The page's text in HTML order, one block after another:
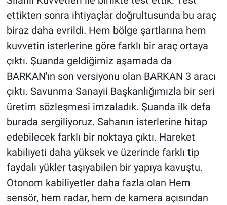
ettikten sonra ihtiyaçlar doğrultusunda bu araç
biraz daha evrildi. Hem bölge şartlarına hem
kuvvetin isterlerine göre farklı bir araç ortaya
çıktı. Şuanda geldiğimiz aşamada da
BARKAN'ın son versiyonu olan BARKAN 3 aracı
çıktı. Savunma Sanayii Başkanlığımızla bir seri
üretim sözleşmesi imzaladık. Şuanda ilk defa
burada sergiliyoruz. Sahanın isterlerine hitap
edebilecek farklı bir noktaya çıktı. Hareket
kabiliyeti daha yüksek ve üzerinde farklı tip
faydalı yükler taşıyabilen bir yapıya kavuştu.
Otonom kabiliyetler daha fazla olan Hem
sensör, hem radar, hem de kamera açısından